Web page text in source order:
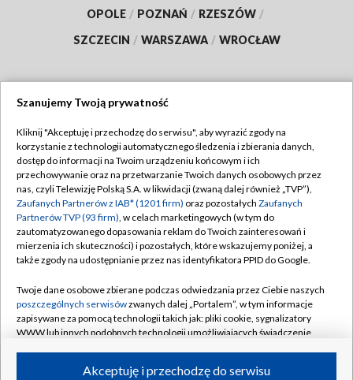
OPOLE / POZNAŃ / RZESZÓW /
SZCZECIN / WARSZAWA / WROCŁAW
TVP
Abonament TVP
Emisja w TVP
Centrum informacji TVP
Naziemna Telewizja Cyfrowa
Rada Programowa
System NOS
Informacje o nadawcy
Regulamin TVP
Polityka prywatności
Moje zgody
Pomoc
Kontakt
Kanały
Szanujemy Twoją prywatność
Kliknij "Akceptuję i przechodzę do serwisu", aby wyrazić zgody na
korzystanie z technologii automatycznego śledzenia i zbierania danych,
dostęp do informacji na Twoim urządzeniu końcowym i ich
przechowywanie oraz na przetwarzanie Twoich danych osobowych przez
nas, czyli Telewizję Polską S.A. w likwidacji (zwaną dalej również „TVP”),
Zaufanych Partnerów z IAB* (1201 firm) oraz pozostałych Zaufanych
Partnerów TVP (93 firm), w celach marketingowych (w tym do
zautomatyzowanego dopasowania reklam do Twoich zainteresowań i
mierzenia ich skuteczności) i pozostałych, które wskazujemy poniżej, a
także zgody na udostępnianie przez nas identyfikatora PPID do Google.
Twoje dane osobowe zbierane podczas odwiedzania przez Ciebie naszych
poszczególnych serwisówzwanych dalej „Portalem”, w tym informacje
zapisywane za pomocą technologii takich jak: pliki cookie, sygnalizatory
WWW lub innych podobnych technologii umożliwiających świadczenie
ruchu w Internecie.Akceptuję i przechodzę do serwisu